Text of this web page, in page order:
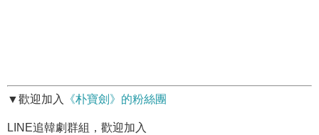
▼歡迎加入 《朴寶劍》的粉絲團
LINE追韓劇群組，歡迎加入